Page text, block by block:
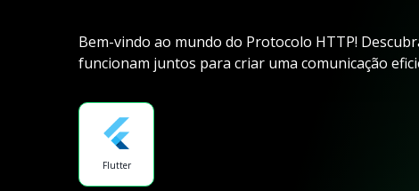
Bem-vindo ao mundo do Protocolo HTTP!
funcionam juntos para criar uma comunicação
Flutter